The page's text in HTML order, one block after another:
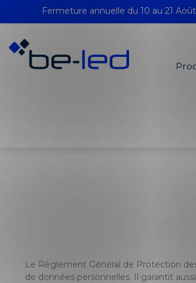
Fermeture annuelle du 10 au 21
Le Règlement Général de Protection
de données personnelles. Il garantit